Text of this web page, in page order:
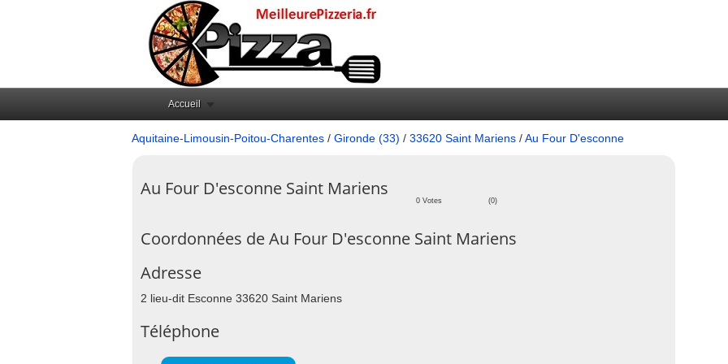
Accueil
Aquitaine-Limousin-Poitou-Charentes / Gironde (33) / 33620 Saint Mariens /Au Four D'esconne
Au Four D'esconne Saint Mariens
0 Votes (0)
Coordonnées de Au Four D'esconne Saint Mariens
Adresse
2 lieu-dit Esconne 33620 Saint Mariens
Téléphone